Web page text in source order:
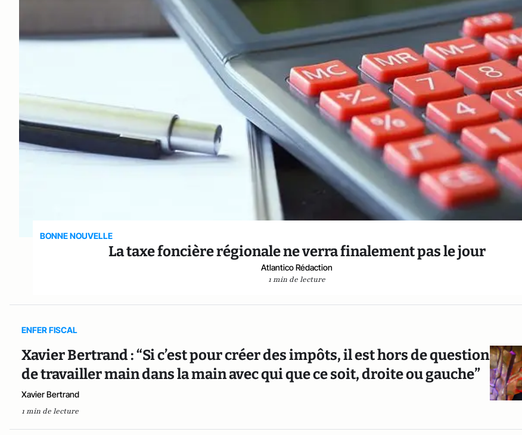
BONNE NOUVELLE
La taxe foncière régionale ne verra finalement pas le jour
Atlantico Rédaction
1 min de lecture
ENFER FISCAL
Xavier Bertrand : “Si c’est pour créer des impôts, il est hors de question
de travailler main dans la main avec qui que ce soit, droite ou gauche”
Xavier Bertrand
1 min de lecture